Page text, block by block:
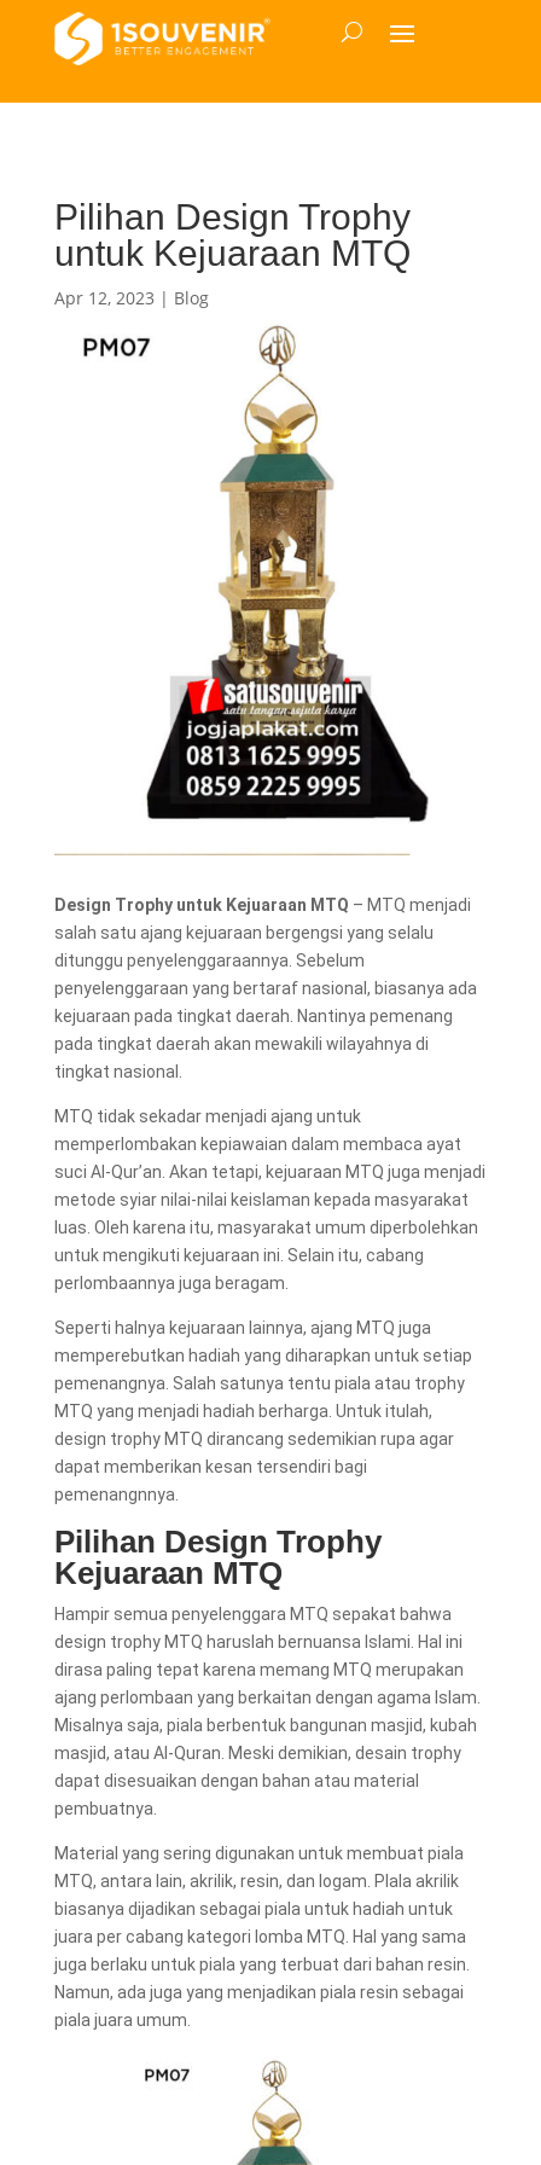
Pilihan Design Trophy
untuk Kejuaraan MTQ
Apr 12, 2023 | Blog
Design Trophy untuk Kejuaraan MTQ – MTQ menjadi
salah satu ajang kejuaraan bergengsi yang selalu
ditunggu penyelenggaraannya. Sebelum
penyelenggaraan yang bertaraf nasional, biasanya ada
kejuaraan pada tingkat daerah. Nantinya pemenang
pada tingkat daerah akan mewakili wilayahnya di
tingkat nasional.
MTQ tidak sekadar menjadi ajang untuk
memperlombakan kepiawaian dalam membaca ayat
suci Al-Qur’an. Akan tetapi, kejuaraan MTQ juga menjadi
metode syiar nilai-nilai keislaman kepada masyarakat
luas. Oleh karena itu, masyarakat umum diperbolehkan
untuk mengikuti kejuaraan ini. Selain itu, cabang
perlombaannya juga beragam.
Seperti halnya kejuaraan lainnya, ajang MTQ juga
memperebutkan hadiah yang diharapkan untuk setiap
pemenangnya. Salah satunya tentu piala atau trophy
MTQ yang menjadi hadiah berharga. Untuk itulah,
design trophy MTQ dirancang sedemikian rupa agar
dapat memberikan kesan tersendiri bagi
pemenangnnya.
Pilihan Design Trophy
Kejuaraan MTQ
Hampir semua penyelenggara MTQ sepakat bahwa
design trophyMTQ haruslah bernuansa Islami. Hal ini
dirasa paling tepat karena memang MTQ merupakan
ajang perlombaan yang berkaitan dengan agama Islam.
Misalnya saja, piala berbentuk bangunan masjid, kubah
masjid, atau Al-Quran. Meski demikian, desain trophy
dapat disesuaikan dengan bahan atau material
pembuatnya.
Material yang sering digunakan untuk membuat piala
MTQ, antara lain, akrilik, resin, dan logam. PIala akrilik
biasanya dijadikan sebagai piala untuk hadiah untuk
juara per cabang kategori lomba MTQ. Hal yang sama
juga berlaku untuk piala yang terbuat dari bahan resin.
Namun, ada juga yang menjadikan piala resin sebagai
piala juara umum.